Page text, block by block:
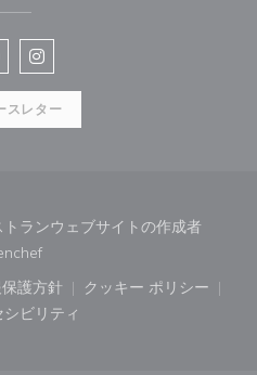
((新しいウィンドウで
Instagram ((新しいウィンド
スレター
ランウェブサイトの作成者
((新しいウィンドウで開きます))
ます))
ウで開きます))
護方針
((新しいウィンドウで開きます))
クッキー ポリシー
((新しいウィ
ビリティ
((新しいウィンドウで開きます))